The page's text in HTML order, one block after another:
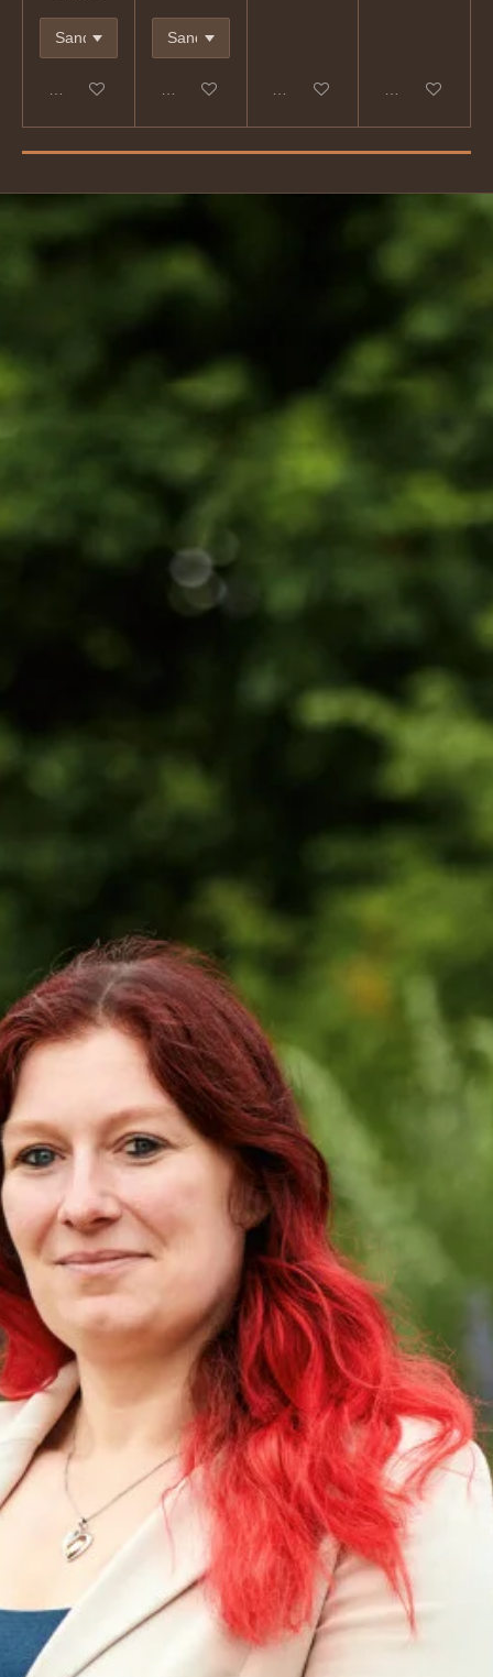
In winkelwagen In winkelwagen In winkelwagen In winkelwagen